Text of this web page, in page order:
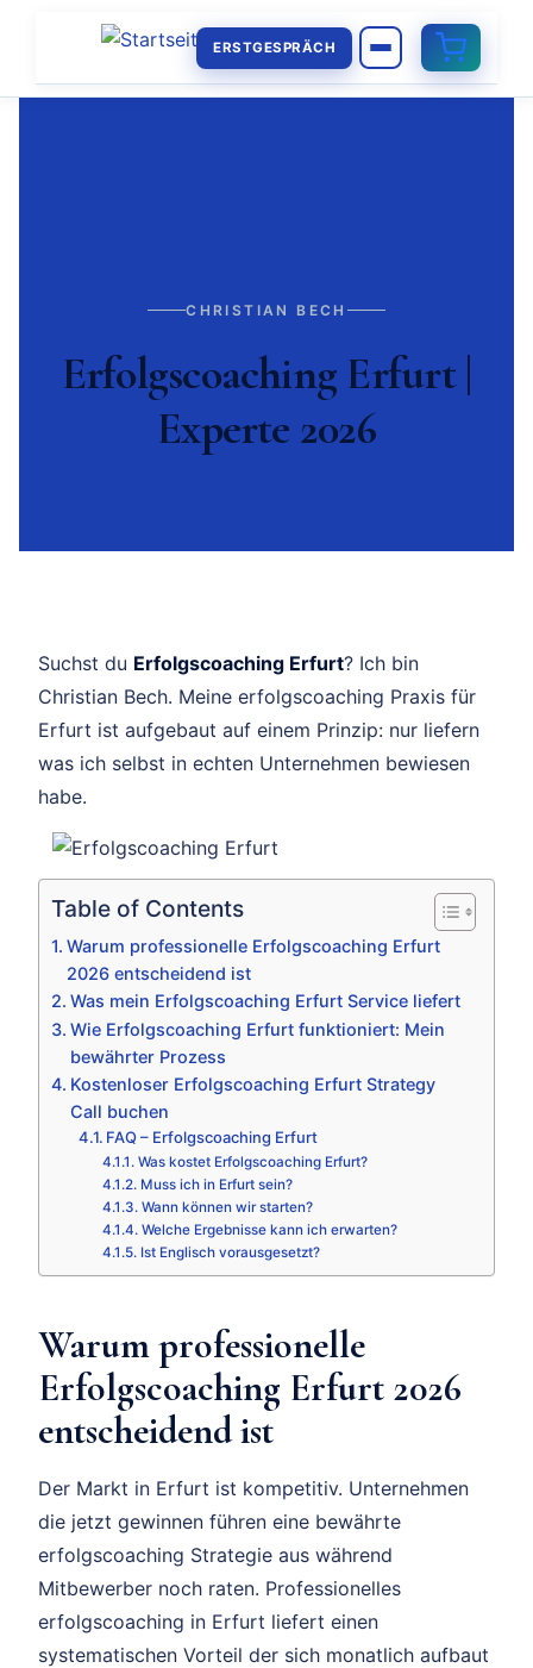
ERSTGESPRÄCH
CHRISTIAN BECH
Erfolgscoaching Erfurt |
Experte 2026
Suchst du Erfolgscoaching Erfurt? Ich bin
Christian Bech. Meine erfolgscoaching Praxis für
Erfurt ist aufgebaut auf einem Prinzip: nur liefern
was ich selbst in echten Unternehmen bewiesen
habe.
Table of Contents
Warum professionelle Erfolgscoaching Erfurt
2026 entscheidend ist
Was mein Erfolgscoaching Erfurt Service liefert
Wie Erfolgscoaching Erfurt funktioniert: Mein
bewährter Prozess
Kostenloser Erfolgscoaching Erfurt Strategy
Call buchen
FAQ – Erfolgscoaching Erfurt
Was kostet Erfolgscoaching Erfurt?
Muss ich in Erfurt sein?
Wann können wir starten?
Welche Ergebnisse kann ich erwarten?
Ist Englisch vorausgesetzt?
Warum professionelle
Erfolgscoaching Erfurt 2026
entscheidend ist
Der Markt in Erfurt ist kompetitiv. Unternehmen
die jetzt gewinnen führen eine bewährte
erfolgscoaching Strategie aus während
Mitbewerber noch raten. Professionelles
erfolgscoaching in Erfurt liefert einen
systematischen Vorteil der sich monatlich aufbaut